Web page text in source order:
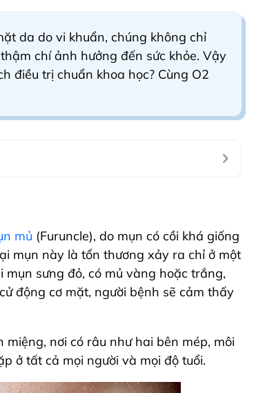
da do vi khuẩn, chúng không chỉ
chí ảnh hưởng đến sức khỏe. Vậy
điều trị chuẩn khoa học? Cùng O2
mủ (Furuncle), do mụn có cồi khá giống
mụn này là tổn thương xảy ra chỉ ở một
sưng đỏ, có mủ vàng hoặc trắng,
động cơ mặt, người bệnh sẽ cảm thấy
nơi có râu như hai bên mép, môi
ở tất cả mọi người và mọi độ tuổi.